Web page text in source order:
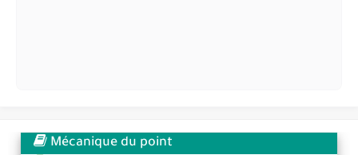
Mécanique du point